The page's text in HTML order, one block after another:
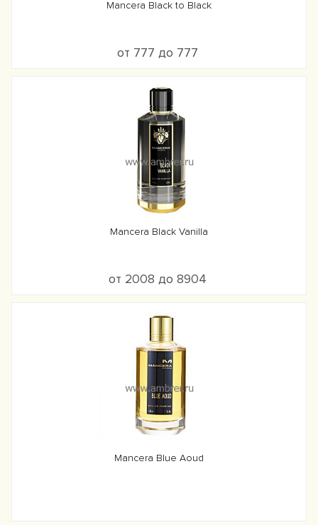
Mancera Black to Black
от 777 до 777
Mancera Black Vanilla
от 2008 до 8904
Mancera Blue Aoud